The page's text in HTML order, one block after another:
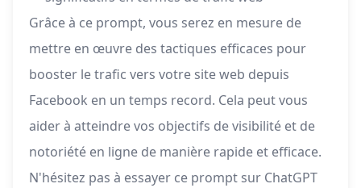
Grâce à ce prompt, vous serez en mesure de
mettre en œuvre des tactiques efficaces pour
booster le trafic vers votre site web depuis
Facebook en un temps record. Cela peut vous
aider à atteindre vos objectifs de visibilité et de
notoriété en ligne de manière rapide et efficace.
N'hésitez pas à essayer ce prompt sur ChatGPT